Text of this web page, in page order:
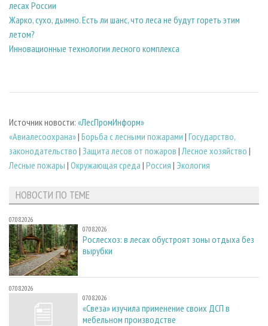
лесах России
Жарко, сухо, дымно. Есть ли шанс, что леса не будут гореть этим
летом?
Инновационные технологии лесного комплекса
Источник новости: «ЛесПромИнформ»
«Авиалесоохрана»| Борьба с лесными пожарами | Государство,
законодательство | Защита лесов от пожаров | Лесное хозяйство |
Лесные пожары | Окружающая среда | Россия | Экология
НОВОСТИ ПО ТЕМЕ
07.08.2026
07.08.2026
Рослесхоз: в лесах обустроят зоны отдыха без
вырубки
07.08.2026
07.08.2026
«Свеза» изучила применение своих ДСП в
мебельном производстве